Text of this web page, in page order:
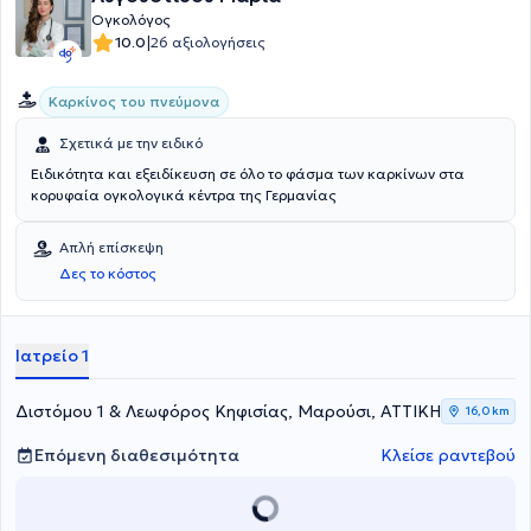
Ογκολόγος
10.0|26 αξιολογήσεις
Καρκίνος του πνεύμονα
Σχετικά με την ειδικό
Ειδικότητα και εξειδίκευση σε όλο το φάσμα των καρκίνων στα
κορυφαία ογκολογικά κέντρα της Γερμανίας
Απλή επίσκεψη
Δες το κόστος
Ιατρείο 1
Διστόμου 1 & Λεωφόρος Κηφισίας, Μαρούσι, ΑΤΤΙΚΗ 16,0 km
Επόμενη διαθεσιμότητα Κλείσε ραντεβού